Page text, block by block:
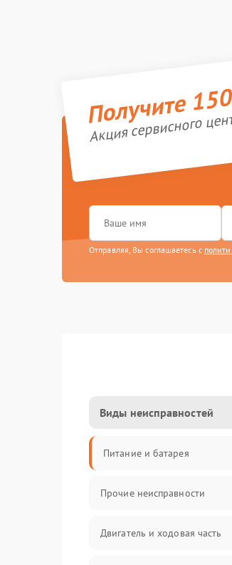
Получите
Акция сервисного
Отправляя, Вы соглашаетесь с
Виды неисправностей
Питание и батарея
Прочие неисправности
Двигатель и ходовая часть